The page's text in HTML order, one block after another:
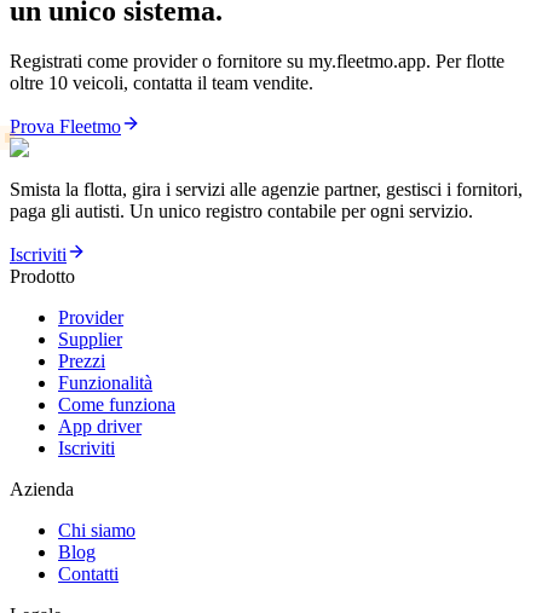
un unico sistema.
Registrati come provider o fornitore su my.fleetmo.app. Per flotte
oltre 10 veicoli, contatta il team vendite.
Prova Fleetmo
Smista la flotta, gira i servizi alle agenzie partner, gestisci i fornitori,
paga gli autisti. Un unico registro contabile per ogni servizio.
Iscriviti
Prodotto
Provider
Supplier
Prezzi
Funzionalità
Come funziona
App driver
Iscriviti
Azienda
Chi siamo
Blog
Contatti